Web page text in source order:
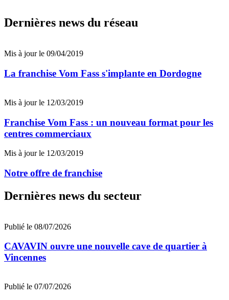
Dernières news du réseau
Mis à jour le 09/04/2019
La franchise Vom Fass s'implante en Dordogne
Mis à jour le 12/03/2019
Franchise Vom Fass : un nouveau format pour les
centres commerciaux
Mis à jour le 12/03/2019
Notre offre de franchise
Dernières news du secteur
Publié le 08/07/2026
CAVAVIN ouvre une nouvelle cave de quartier à
Vincennes
Publié le 07/07/2026